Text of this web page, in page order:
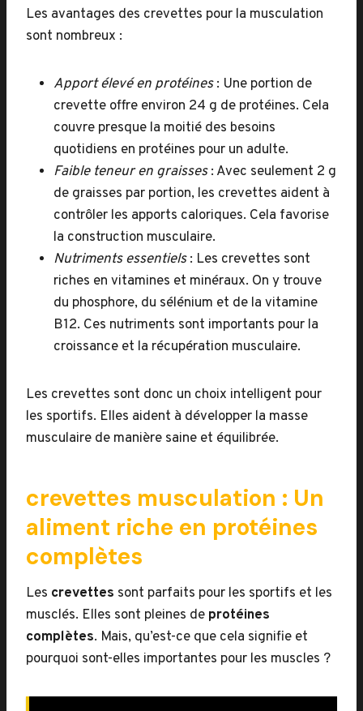
Les avantages des crevettes pour la musculation
sont nombreux :
Apport élevé en protéines: Une portion de
crevette offre environ 24 g de protéines. Cela
couvre presque la moitié des besoins
quotidiens en protéines pour un adulte.
Faible teneur en graisses: Avec seulement 2 g
de graisses par portion, les crevettes aident à
contrôler les apports caloriques. Cela favorise
la construction musculaire.
Nutriments essentiels: Les crevettes sont
riches en vitamines et minéraux. On y trouve
du phosphore, du sélénium et de la vitamine
B12. Ces nutriments sont importants pour la
croissance et la récupération musculaire.
Les crevettes sont donc un choix intelligent pour
les sportifs. Elles aident à développer la masse
musculaire de manière saine et équilibrée.
crevettes musculation : Un
aliment riche en protéines
complètes
Les crevettes sont parfaits pour les sportifs et les
musclés. Elles sont pleines de protéines
complètes. Mais, qu’est-ce que cela signifie et
pourquoi sont-elles importantes pour les muscles ?